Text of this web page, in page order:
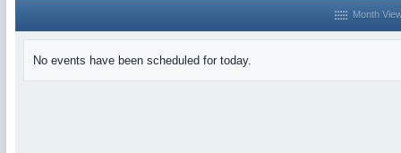
Month
No events have been scheduled for today.